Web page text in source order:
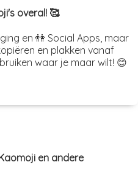
overal! 🥰
en 👫 Social Apps, maar
en plakken vanaf
waar je maar wilt! 😊
en andere